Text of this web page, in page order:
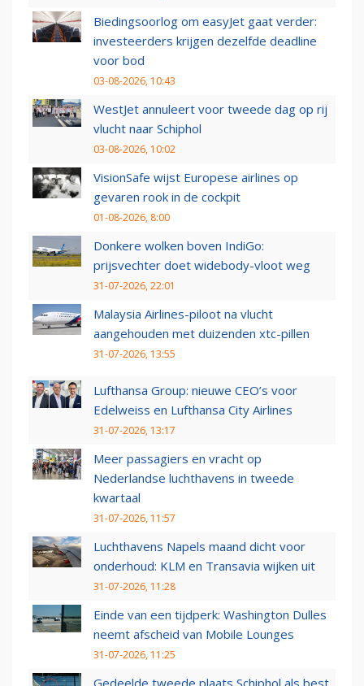
Biedingsoorlog om easyJet gaat verder:
investeerders krijgen dezelfde deadline
voor bod
03-08-2026, 10:43
WestJet annuleert voor tweede dag op rij
vlucht naar Schiphol
03-08-2026, 10:02
VisionSafe wijst Europese airlines op
gevaren rook in de cockpit
01-08-2026, 8:00
Donkere wolken boven IndiGo:
prijsvechter doet widebody-vloot weg
31-07-2026, 22:01
Malaysia Airlines-piloot na vlucht
aangehouden met duizenden xtc-pillen
31-07-2026, 13:55
Lufthansa Group: nieuwe CEO’s voor
Edelweiss en Lufthansa City Airlines
31-07-2026, 13:17
Meer passagiers en vracht op
Nederlandse luchthavens in tweede
kwartaal
31-07-2026, 11:57
Luchthavens Napels maand dicht voor
onderhoud: KLM en Transavia wijken uit
31-07-2026, 11:28
Einde van een tijdperk: Washington Dulles
neemt afscheid van Mobile Lounges
31-07-2026, 11:25